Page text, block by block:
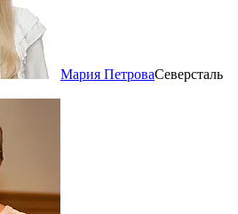
Мария ПетроваСеверсталь